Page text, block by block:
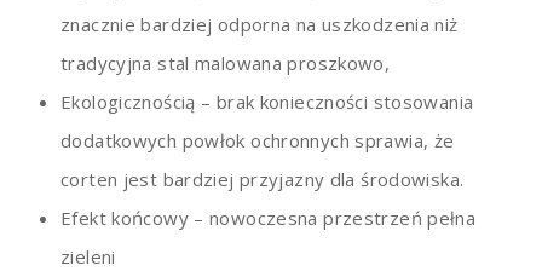
znacznie bardziej odporna na uszkodzenia niż
tradycyjna stal malowana proszkowo,
Ekologicznością – brak konieczności stosowania
dodatkowych powłok ochronnych sprawia, że ​​
corten jest bardziej przyjazny dla środowiska.
Efekt końcowy – nowoczesna przestrzeń pełna
zieleni